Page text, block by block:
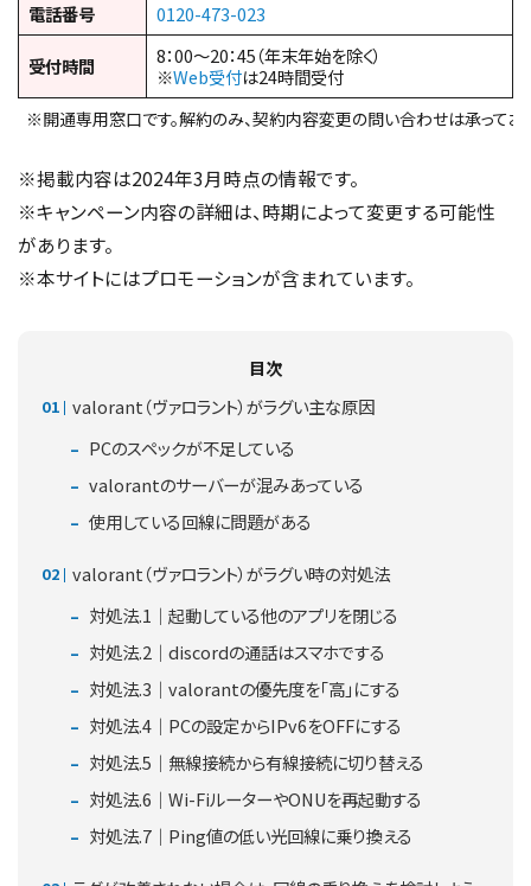
電話番号
0120-473-023
受付時間
8：00～20：45（年末年始を除く）
※Web受付は24時間受付
※開通専用窓口です。解約のみ、契約内容変更の問い合わせは承ってお
※掲載内容は2024年3月時点の情報です。
※キャンペーン内容の詳細は、時期によって変更する可能性
があります。
※本サイトにはプロモーションが含まれています。
目次
valorant（ヴァロラント）がラグい主な原因
PCのスペックが不足している
valorantのサーバーが混みあっている
使用している回線に問題がある
valorant（ヴァロラント）がラグい時の対処法
対処法.1｜起動している他のアプリを閉じる
対処法.2｜discordの通話はスマホでする
対処法.3｜valorantの優先度を「高」にする
対処法.4｜PCの設定からIPv6をOFFにする
対処法.5｜無線接続から有線接続に切り替える
対処法.6｜Wi-FiルーターやONUを再起動する
対処法.7｜Ping値の低い光回線に乗り換える